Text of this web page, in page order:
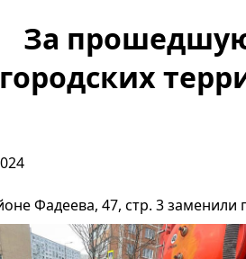
За
городских
Фадеева, 47, стр. 3